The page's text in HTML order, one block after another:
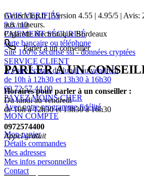
AVIS VERIFIÉS
9.8 / 10
PAIEMENT SÉCURISÉ
carte bancaire ou téléphone
Site 100% sécurisé ssl - données cryptées
SERVICE CLIENT
A votre écoute du lundi au vendredi
de 10h à 12h30 et 13h30 à 16h30
09 72 57 44 00
PAYEZ MOINS CHER
Avec notre programme fidélité
MON COMPTE
Mon panier
Détails commandes
Mes adresses
Mes infos personnelles
Contact
Genericlop.fr|Version 4.55 | 4.95/5 | Avis:
aux mineurs.
Cigarette électronique Bordeaux
Parler à un conseiller
PARLER À UN
Horaires pour parler à un conseiller :
Du lundi au vendredi
de 10h à 12h30 et 13h30 à 16h30
0972574400
Appel gratuit